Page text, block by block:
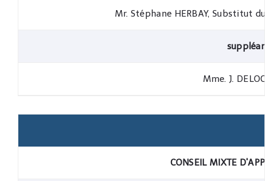
Mr. Stéphane HERBAY, Substitut
Mme. J.
CONSEIL MIXTE